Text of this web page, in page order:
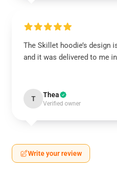
The Skillet hoodie’s design
and it was delivered to me
T Thea
Verified owner
Write your review